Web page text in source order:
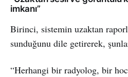
imkanı”
Birinci, sistemin uzaktan
sunduğunu dile getirerek,
“Herhangi bir radyolog, bir